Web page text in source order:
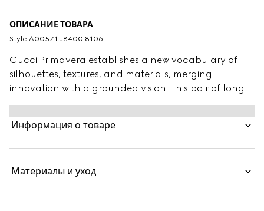
ОПИСАНИЕ ТОВАРА
Style ‎A005Z1 J8400 8106
Gucci Primavera establishes a new vocabulary of
silhouettes, textures, and materials, merging
innovation with a grounded vision. This pair of long
pendant earrings are part of the Gucci Chiodo line,
a modern reinterpretation of the House's equestrian
heritage, taking inspiration from the horseshoe tack.
Информация о товаре
Материалы и уход